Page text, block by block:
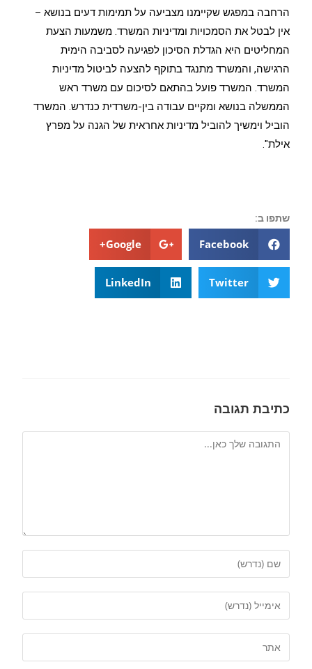
הרחבה במפגש שקיימנו מצביעה על תמימות דעים בנושא –
אין לבטל את הסמכויות ומדיניות המשרד. משמעות הצעת
המחליטים היא הגדלת הסיכון לפגיעה לסביבה הימית
הרגישה, והמשרד מתנגד בתוקף להצעה לביטול מדיניות
המשרד. המשרד פועל בהתאם לסיכום עם משרד ראש
הממשלה בנושא ומקיים עבודה בין-משרדית כנדרש. המשרד
הוביל וימשיך להוביל מדיניות אחראית של הגנה על מפרץ
אילת".
שתפו ב:
Facebook
Google+
Twitter
LinkedIn
כתיבת תגובה